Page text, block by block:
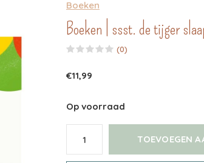
Boeken
Boeken | ssst. de tijger
(0)
€11,99
Op voorraad
TOEVOEGEN